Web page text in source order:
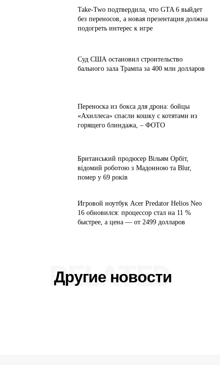
Take-Two подтвердила, что GTA 6 выйдет
без переносов, а новая презентация должна
подогреть интерес к игре
Суд США остановил строительство
бального зала Трампа за 400 млн долларов
Переноска из бокса для дрона: бойцы
«Ахиллеса» спасли кошку с котятами из
горящего блиндажа, – ФОТО
Британський продюсер Вільям Орбіт,
відомий роботою з Мадонною та Blur,
помер у 69 років
Игровой ноутбук Acer Predator Helios Neo
16 обновился: процессор стал на 11 %
быстрее, а цена — от 2499 долларов
Другие новости
RELATED